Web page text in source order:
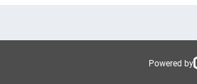
Powered by